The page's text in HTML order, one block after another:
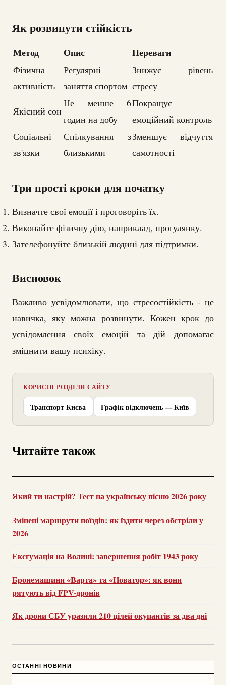
Як розвинути стійкість
Метод Опис Переваги
Фізична
активність
Регулярні
заняття спортом
Знижує рівень
стресу
Якісний сон
Не менше 6
годин на добу
Покращує
емоційний контроль
Соціальні
зв'язки
Спілкування з
близькими
Зменшує відчуття
самотності
Три прості кроки для початку
Визначте свої емоції і проговоріть їх.
Виконайте фізичну дію, наприклад, прогулянку.
Зателефонуйте близькій людині для підтримки.
Висновок
Важливо усвідомлювати, що стресостійкість - це
навичка, яку можна розвинути. Кожен крок до
усвідомлення своїх емоцій та дій допомагає
зміцнити вашу психіку.
КОРИСНІ РОЗДІЛИ САЙТУ
Транспорт Києва Графік відключень — Київ
Читайте також
Який ти настрій? Тест на українську пісню 2026 року
Змінені маршрути поїздів: як їздити через обстріли у
2026
Ексгумація на Волині: завершення робіт 1943 року
Бронемашини «Варта» та «Новатор»: як вони
рятують від FPV-дронів
Як дрони СБУ уразили 210 цілей окупантів за два дні
ОСТАННІ НОВИНИ